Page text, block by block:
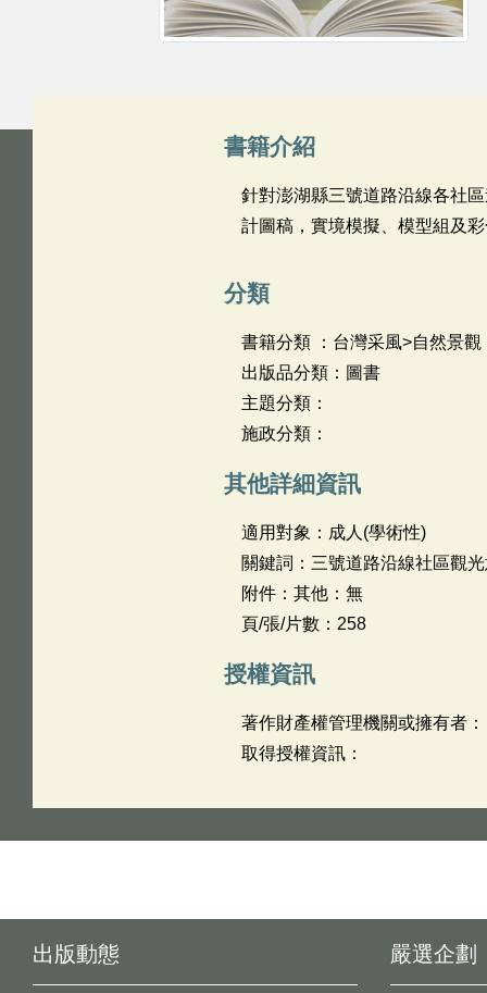
書籍介紹
針對澎湖縣三號道路沿線各社
計圖稿，實境模擬、模型組及
分類
書籍分類 ：台灣采風>自然景
出版品分類：圖書
主題分類：
施政分類：
其他詳細資訊
適用對象：成人(學術性)
關鍵詞：三號道路沿線社區觀
附件：其他：無
頁/張/片數：258
授權資訊
著作財產權管理機關或擁有者：
取得授權資訊：
出版動態 嚴選企劃